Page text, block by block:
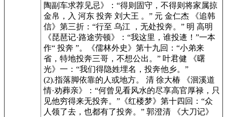
陶副车求荐见忌》
：“得则固守，不得则将家属掠
金帛，入 河东 投奔 刘大王 。” 元 金仁杰
《追韩
信》 第三折：“行至 乌江 ，无处投奔。” 明 高明
《琵琶记·路途劳顿》
：“我这里，谁投逩！”一本
作“ 投奔 ”。
《儒林外史》 第十九回：“小弟来
省，特地投奔三哥，不想公出。” 叶君健
《曙
光》 一：“我们得隐姓埋名，投奔他乡。”
(2).指落脚依靠的人或地方。 清 徐大椿
《洄溪道
情·劝葬亲》
：“何曾见看风水的尽享高官厚禄，只
见他穷得来无投奔。” 《红楼梦》 第十四回：“众
人领了去，也都有了投奔。” 郭澄清
《大刀记》